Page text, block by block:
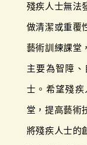
殘疾人士無法
做清潔或重覆
藝術訓練課堂
主要為智障
士。希望殘
堂，提高藝術
將殘疾人士的